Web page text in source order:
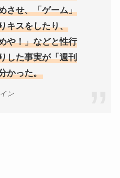
させ、「ゲーム」
キスをしたり、
や！」などと性行
した事実が「週刊
かった。
ン